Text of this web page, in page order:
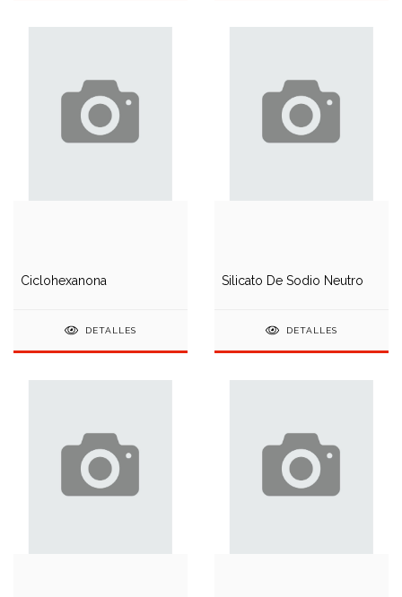
Ciclohexanona
DETALLES
Silicato De Sodio Neutro
DETALLES